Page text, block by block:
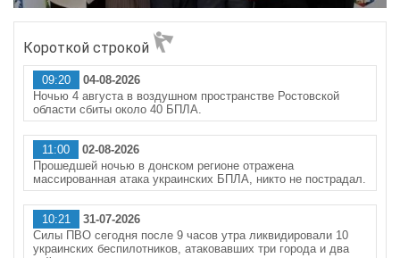
Короткой строкой
09:20
04-08-2026
Ночью 4 августа в воздушном пространстве Ростовской
области сбиты около 40 БПЛА.
11:00
02-08-2026
Прошедшей ночью в донском регионе отражена
массированная атака украинских БПЛА, никто не пострадал.
10:21
31-07-2026
Силы ПВО сегодня после 9 часов утра ликвидировали 10
украинских беспилотников, атаковавших три города и два